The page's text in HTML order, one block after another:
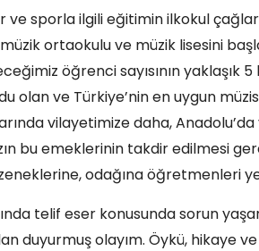
ve sporla ilgili eğitimin ilkokul
ortaokulu ve müzik lisesini
öğrenci sayısının yaklaşık
olan ve Türkiye’nin en uygun
vilayetimize daha,
bu emeklerinin takdir edilmesi
odağına öğretmenleri
telif eser konusunda sorun
duyurmuş olayım. Öykü, hikaye